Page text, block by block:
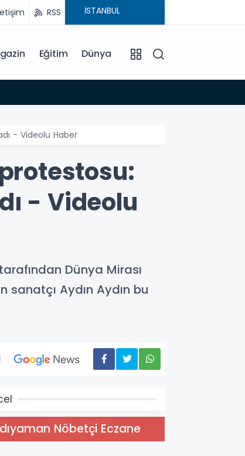
RSS
Eğitim Dünya
- Videolu Haber
protestosu:
- Videolu
Dünya Mirası
sanatçı Aydın Aydın bu
Nöbetçi Eczane